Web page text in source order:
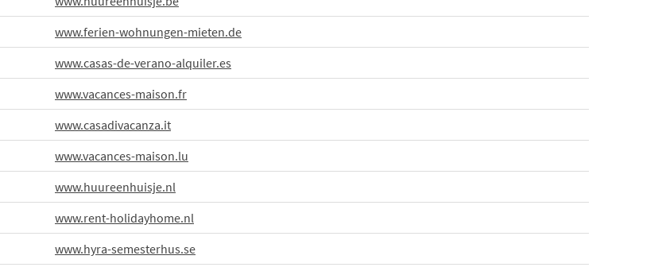
www.ferien-wohnungen-mieten.de
www.casas-de-verano-alquiler.es
www.vacances-maison.fr
www.casadivacanza.it
www.vacances-maison.lu
www.huureenhuisje.nl
www.rent-holidayhome.nl
www.hyra-semesterhus.se